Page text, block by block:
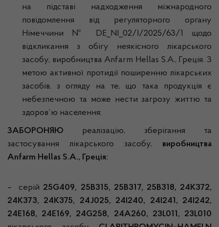
на підставі надходження міжнародного
повідомлення від регуляторного органу
Німеччини № DE_NI_02/I/2025/63/1 щодо
відкликання з обігу неякісного лікарського
засобу, виробництва Anfarm Hellas S.A., Греція. З
метою активної протидії поширенню лікарських
засобів, з огляду на те, що така продукція є
небезпечною та може нести загрозу життю та
здоров`ю населення:
ЗАБОРОНЯЮ реалізацію, зберігання та
застосування лікарського засобу, виробництва
Anfarm Hellas S.A., Греція:
– серій 25G409, 25B315, 25B317, 25B318, 24K372,
24K373, 24K375, 24J025, 24I240, 24I241, 24I242,
24E168, 24E169, 24G258, 24A260, 23L011, 23L010